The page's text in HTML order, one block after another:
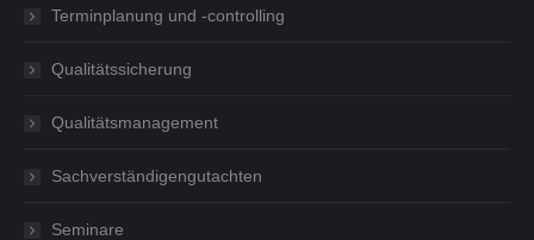
Terminplanung und -controlling
Qualitätssicherung
Qualitätsmanagement
Sachverständigengutachten
Seminare